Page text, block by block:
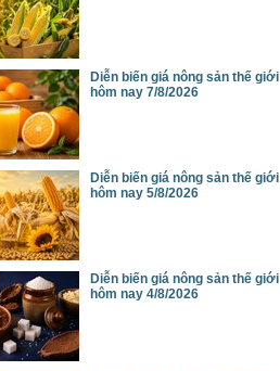
Diễn biến giá nông sản thế giới
hôm nay 7/8/2026
Diễn biến giá nông sản thế giới
hôm nay 5/8/2026
Diễn biến giá nông sản thế giới
hôm nay 4/8/2026